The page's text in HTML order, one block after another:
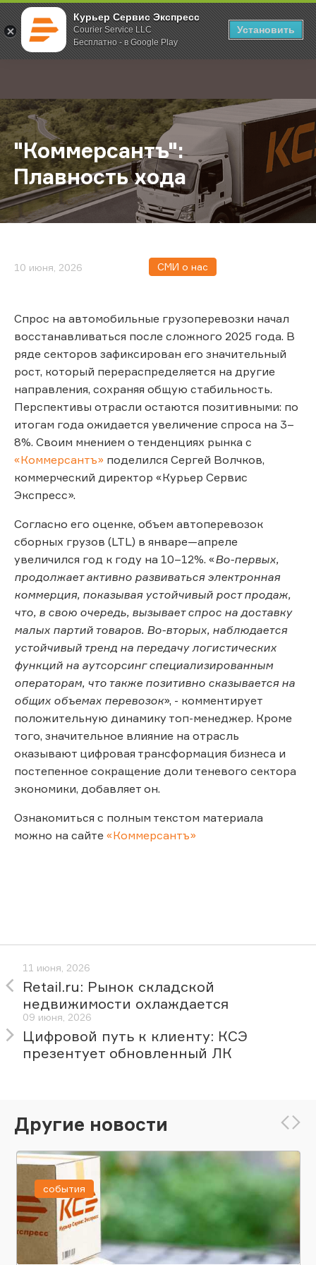
Курьер Сервис Экспресс
Courier Service LLC
Бесплатно - в Google Play
Установить
; Главная О компании Новости "Коммерсантъ": Плавность хода
"Коммерсантъ":
Плавность хода
10 июня, 2026 СМИ о нас
Спрос на автомобильные грузоперевозки начал
восстанавливаться после сложного 2025 года. В
ряде секторов зафиксирован его значительный
рост, который перераспределяется на другие
направления, сохраняя общую стабильность.
Перспективы отрасли остаются позитивными: по
итогам года ожидается увеличение спроса на 3–
8%. Своим мнением о тенденциях рынка с
«Коммерсантъ» поделился Сергей Волчков,
коммерческий директор «Курьер Сервис
Экспресс».
Согласно его оценке, объем автоперевозок
сборных грузов (LTL) в январе—апреле
увеличился год к году на 10–12%. «Во-первых,
продолжает активно развиваться электронная
коммерция, показывая устойчивый рост продаж,
что, в свою очередь, вызывает спрос на доставку
малых партий товаров. Во-вторых, наблюдается
устойчивый тренд на передачу логистических
функций на аутсорсинг специализированным
операторам, что также позитивно сказывается на
общих объемах перевозок», - комментирует
положительную динамику топ-менеджер. Кроме
того, значительное влияние на отрасль
оказывают цифровая трансформация бизнеса и
постепенное сокращение доли теневого сектора
экономики, добавляет он.
Ознакомиться с полным текстом материала
можно на сайте «Коммерсантъ»
11 июня, 2026
Retail.ru: Рынок складской
недвижимости охлаждается
09 июня, 2026
Цифровой путь к клиенту: КСЭ
презентует обновленный ЛК
Другие новости
события